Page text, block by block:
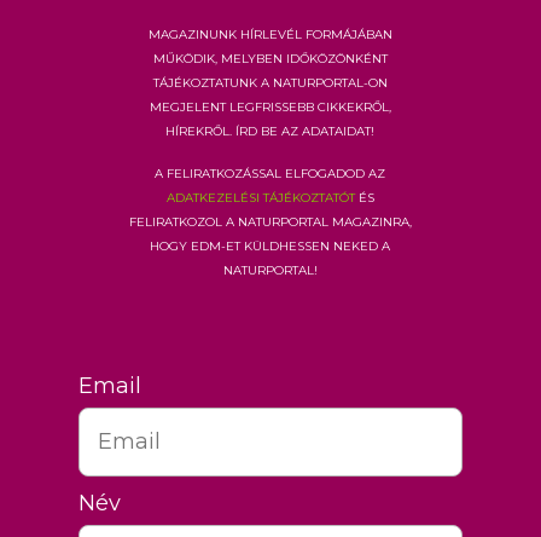
Magazinunk hírlevél formájában
működik, melyben időközönként
tájékoztatunk a Naturportal-on
megjelent legfrissebb cikkekről,
hírekről. Írd be az adataidat!
A feliratkozással elfogadod az
adatkezelési tájékoztatótés
feliratkozol a Naturportal Magazinra,
hogy EDM-et küldhessen neked a
Naturportal!
Email
Név